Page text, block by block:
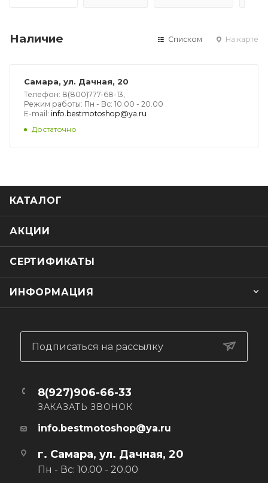
Наличие Списком На карте
Самара, ул. Дачная, 20
Телефон: 8(800)777-68-13,
Режим работы: Пн - Вс: 10.00 - 20.00
E-mail: info.bestmotoshop@ya.ru
Достаточно
КАТАЛОГ
АКЦИИ
СЕРТИФИКАТЫ
ИНФОРМАЦИЯ
г. Самара, ул. Дачная, 20
Пн - Вс: 10.00 - 20.00
Подписаться на рассылку
8(927)906-66-33
ЗАКАЗАТЬ ЗВОНОК
info.bestmotoshop@ya.ru